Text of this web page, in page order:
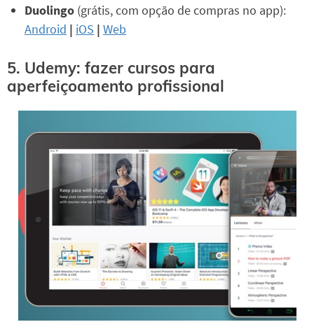
Duolingo (grátis, com opção de compras no app):
Android | iOS | Web
5. Udemy: fazer cursos para
aperfeiçoamento profissional